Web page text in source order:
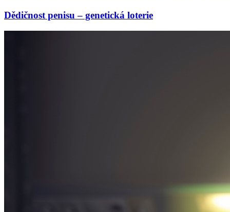
Dědičnost penisu – genetická loterie